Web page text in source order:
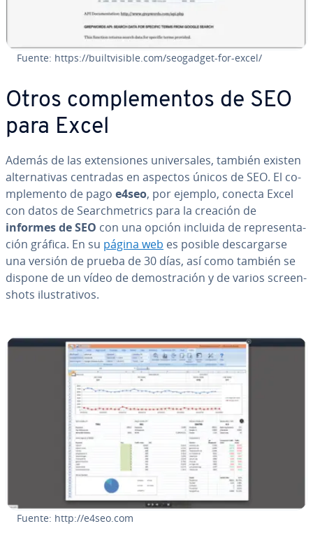
Fuente: https://bui­l­t­vi­si­ble.com/seogadget-for-excel/
Otros co­m­ple­me­n­tos de SEO
para Excel
Además de las ex­te­n­sio­nes uni­ve­r­sa­les, también existen
al­te­r­na­ti­vas centradas en aspectos únicos de SEO. El co­
m­ple­me­n­to de pago e4seo, por ejemplo, conecta Excel
con datos de Sea­r­ch­me­tri­cs para la creación de
informes de SEO con una opción incluida de re­pre­se­n­ta­
ción gráfica. En su página web es posible de­s­ca­r­gar­se
una versión de prueba de 30 días, así como también se
dispone de un vídeo de de­mo­s­tra­ción y de varios scree­n­
shots ilu­s­tra­ti­vos.
Fuente: http://e4seo.com